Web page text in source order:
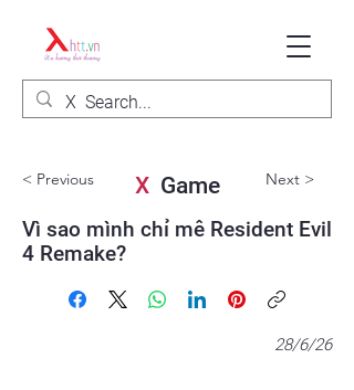
< Previous Next >
Vì sao mình chỉ mê Resident Evil
4 Remake?
28/6/26
XGame